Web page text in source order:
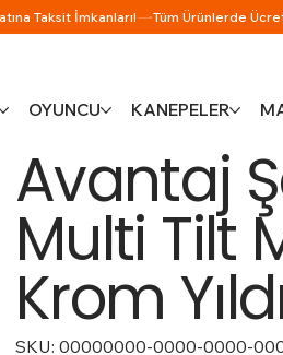
OYUNCU KANEPELER
Avantaj
Multi Tilt
Krom
SKU: SKU
00000000-0000-0000-